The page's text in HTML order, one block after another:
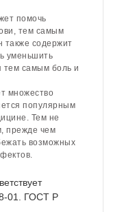
помочь
тем самым
также содержит
уменьшить
тем самым боль и
множество
популярным
Тем не
прежде чем
возможных
01. ГОСТ Р